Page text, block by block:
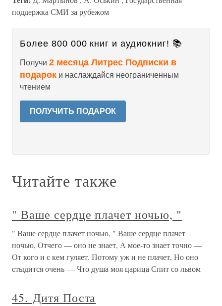
поддержка СМИ за рубежом
Более 800 000 книг и аудиокниг! 📚
Получи 2 месяца Литрес Подписки в
подарок и наслаждайся неограниченным
чтением
ПОЛУЧИТЬ ПОДАРОК
Читайте также
" Ваше сердце плачет ночью, "
" Ваше сердце плачет ночью, " Ваше сердце плачет
ночью, Отчего — оно не знает, А мое-то знает точно —
От кого и с кем гуляет. Потому уж и не плачет, Но оно
стыдится очень — Что душа моя царица Спит со львом
45. Дитя Поста